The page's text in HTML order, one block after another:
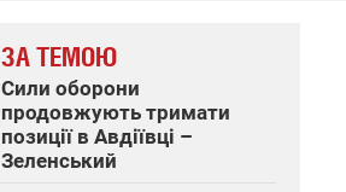
ЗА ТЕМОЮ
Сили оборони
продовжують тримати
позиції в Авдіївці –
Зеленський